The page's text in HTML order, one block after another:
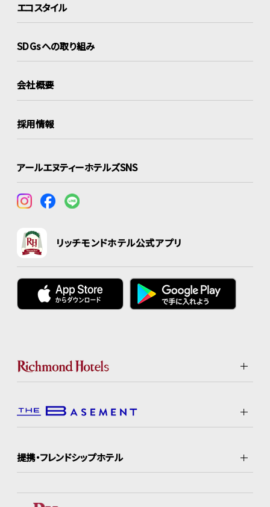
エコスタイル
SDGsへの取り組み
会社概要
採用情報
アールエヌティーホテルズSNS
リッチモンドホテル公式アプリ
提携・フレンドシップホテル